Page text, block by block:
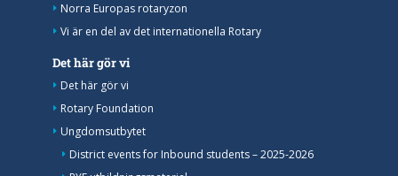
Norra Europas rotaryzon
Vi är en del av det internationella Rotary
Det här gör vi
Det här gör vi
Rotary Foundation
Ungdomsutbytet
District events for Inbound students – 2025-2026